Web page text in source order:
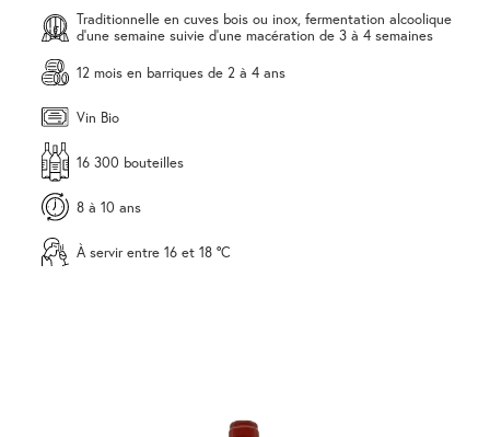
Traditionnelle en cuves bois ou inox, fermentation alcoolique
d'une semaine suivie d'une macération de 3 à 4 semaines
12 mois en barriques de 2 à 4 ans
Vin Bio
16 300 bouteilles
8 à 10 ans
À servir entre 16 et 18 °C